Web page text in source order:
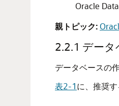
Oracle
親トピック:
2.2.1 データ
データベースの
表2-1に、推奨す